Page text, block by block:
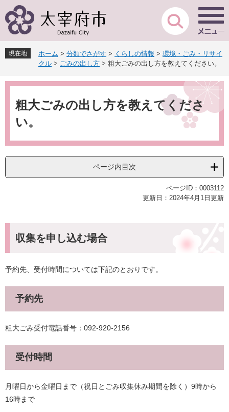
ー
先
頭
す
ニ
を
飛
し
現在地 ホーム > 分類でさがす > くらしの情報 > 環境・ごみ・リサイ
クル > ごみの出し方 > 粗大ごみの出し方を教えてください。
本
粗大ごみの出し方を教えてくださ
い。
ページ内目次
ページID：0003112
更新日：2024年4月1日更新
収集を申し込む場合
予約先、受付時間については下記のとおりです。
予約先
粗大ごみ受付電話番号：092-920-2156
受付時間
月曜日から金曜日まで（祝日とごみ収集休み期間を除く）9時から
16時まで